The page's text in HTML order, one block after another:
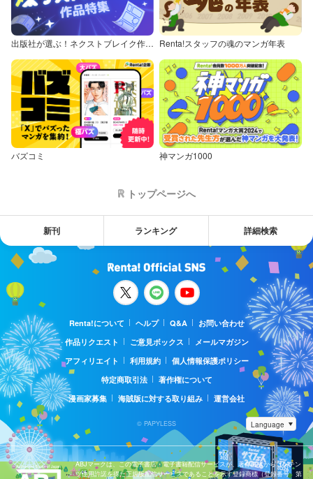
出版社が選ぶ！ネクストブレイク作品特集 Renta!スタッフの魂のマンガ年表
バズコミ 神マンガ1000
トップページへ
新刊 ランキング 詳細検索
Renta!について ヘルプ Q&A
お問い合わせ
作品リクエスト
ご意見ボックス
メールマガジン
アフィリエイト
利用規約
個人情報保護ポリシー
特定商取引法
著作権について
漫画家募集
海賊版に対する取り組み 運営会社
© PAPYLESS
ABJマークは、この電子書店・電子書籍配信サービスが、著作権者からコンテン
ツ使用許諾を得た正規版配信サービスであることを示す登録商標（登録番号 第